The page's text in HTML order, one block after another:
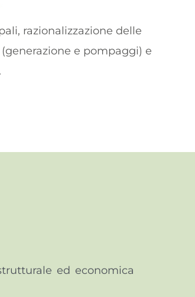
razionalizzazione delle
e pompaggi) e
ed economica